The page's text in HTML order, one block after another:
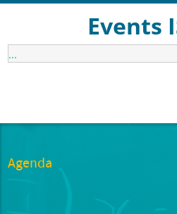
Events
...
Agenda
1:00 am